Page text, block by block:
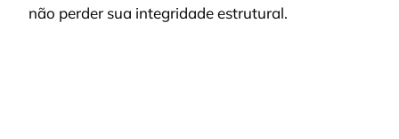
não perder sua integridade estrutural.